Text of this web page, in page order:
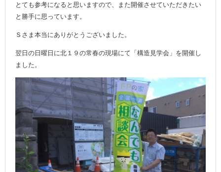
とても参考になると思いますので、また開催させていただきたい
と勝手に思っています。
Ｓさま本当にありがとうございました。
翌日の日曜日に北１９の常春の現場にて「構造見学会」を開催し
ました。